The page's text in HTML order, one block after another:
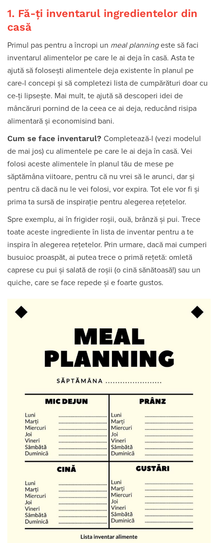
1. Fă-ți inventarul ingredientelor din
casă
Primul pas pentru a încropi un meal planningeste să faci
inventarul alimentelor pe care le ai deja în casă. Asta te
ajută să folosești alimentele deja existente în planul pe
care-l concepi și să completezi lista de cumpărături doar cu
ce-ți lipsește. Mai mult, te ajută să descoperi idei de
mâncăruri pornind de la ceea ce ai deja, reducând risipa
alimentară și economisind bani.
Cum se face inventarul? Completează-l (vezi modelul
de mai jos) cu alimentele pe care le ai deja în casă. Vei
folosi aceste alimentele în planul tău de mese pe
săptămâna viitoare, pentru că nu vrei să le arunci, dar și
pentru că dacă nu le vei folosi, vor expira. Tot ele vor fi și
prima ta sursă de inspirație pentru alegerea rețetelor.
Spre exemplu, ai în frigider roșii, ouă, brânză și pui. Trece
toate aceste ingrediente în lista de inventar pentru a te
inspira în alegerea rețetelor. Prin urmare, dacă mai cumperi
busuioc proaspăt, ai putea trece o primă rețetă: omletă
caprese cu pui și salată de roșii (o cină sănătoasă!) sau un
quiche, care se face repede și e foarte gustos.